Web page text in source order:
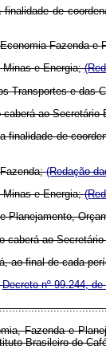
de
Fazenda e
Minas e Energia;
Transportes e das
caberá ao
finalidade de
(Redação
Minas e Energia;
Planejamento,
caberá ao
ao final de cada
Decreto nº 99.244,
Fazenda e
Brasileiro do